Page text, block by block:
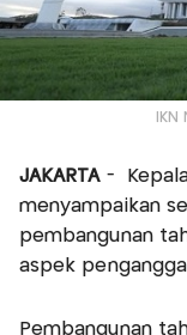
JAKARTA-
menyampaikan
pembangunan
aspek
Pembangunan